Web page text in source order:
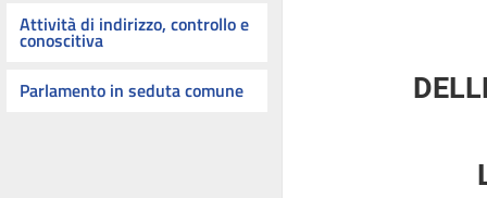
Attività di indirizzo, controllo e
conoscitiva
Parlamento in seduta comune